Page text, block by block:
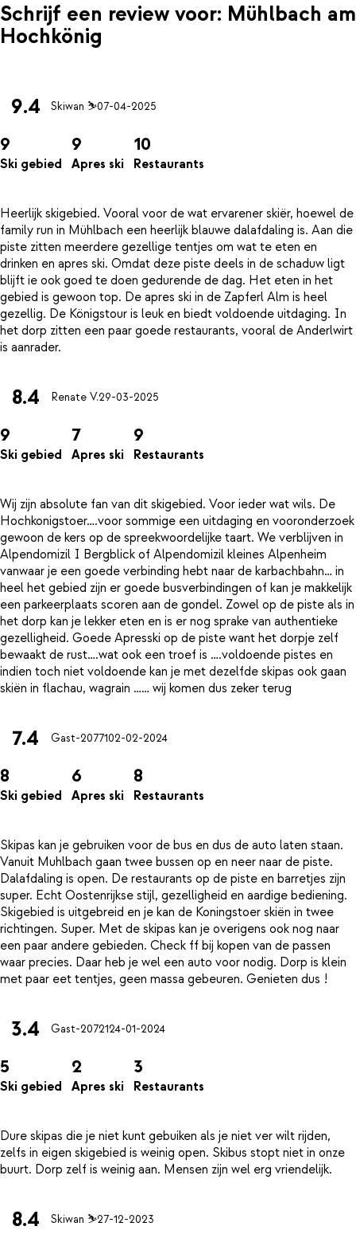
Schrijf een review voor: Mühlbach am
Hochkönig
9.4 Skiwan ⛷️07-04-2025
9
Ski gebied
9
Apres ski
10
Restaurants
Heerlijk skigebied. Vooral voor de wat ervarener skiër, hoewel de
family run in Mühlbach een heerlijk blauwe dalafdaling is. Aan die
piste zitten meerdere gezellige tentjes om wat te eten en
drinken en apres ski. Omdat deze piste deels in de schaduw ligt
blijft ie ook goed te doen gedurende de dag. Het eten in het
gebied is gewoon top. De apres ski in de Zapferl Alm is heel
gezellig. De Königstour is leuk en biedt voldoende uitdaging. In
het dorp zitten een paar goede restaurants, vooral de Anderlwirt
8.4 Renate V.29-03-2025
9
Ski gebied
7
Apres ski
9
Restaurants
Wij zijn absolute fan van dit skigebied. Voor ieder wat wils. De
Hochkonigstoer….voor sommige een uitdaging en vooronderzoek
gewoon de kers op de spreekwoordelijke taart. We verblijven in
Alpendomizil I Bergblick of Alpendomizil kleines Alpenheim
vanwaar je een goede verbinding hebt naar de karbachbahn… in
heel het gebied zijn er goede busverbindingen of kan je makkelijk
een parkeerplaats scoren aan de gondel. Zowel op de piste als in
het dorp kan je lekker eten en is er nog sprake van authentieke
gezelligheid. Goede Apresski op de piste want het dorpje zelf
bewaakt de rust….wat ook een troef is ….voldoende pistes en
indien toch niet voldoende kan je met dezelfde skipas ook gaan
7.4 Gast-2077102-02-2024
8
Ski gebied
6
Apres ski
8
Restaurants
Skipas kan je gebruiken voor de bus en dus de auto laten staan.
Vanuit Muhlbach gaan twee bussen op en neer naar de piste.
Dalafdaling is open. De restaurants op de piste en barretjes zijn
super. Echt Oostenrijkse stijl, gezelligheid en aardige bediening.
Skigebied is uitgebreid en je kan de Koningstoer skiën in twee
richtingen. Super. Met de skipas kan je overigens ook nog naar
een paar andere gebieden. Check ff bij kopen van de passen
waar precies. Daar heb je wel een auto voor nodig. Dorp is klein
3.4 Gast-2072124-01-2024
5
Ski gebied
2
Apres ski
3
Restaurants
Dure skipas die je niet kunt gebuiken als je niet ver wilt rijden,
zelfs in eigen skigebied is weinig open. Skibus stopt niet in onze
8.4 Skiwan ⛷️27-12-2023